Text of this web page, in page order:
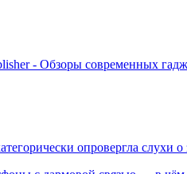
- Обзоры современных
опровергла слухи о